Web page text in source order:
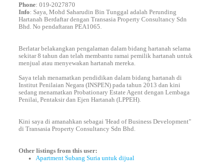
Phone: 019-2027870
Info: Saya, Mohd Saharudin Bin Tunggal adalah Perunding
Hartanah Berdaftar dengan Transasia Property Consultancy Sdn
Bhd. No pendaftaran PEA1065.
Berlatar belakangkan pengalaman dalam bidang hartanah selama
sekitar 8 tahun dan telah membantu ramai pemilik hartanah untuk
menjual atau menyewakan hartanah mereka.
Saya telah menamatkan pendidikan dalam bidang hartanah di
Institut Penilaian Negara (INSPEN) pada tahun 2013 dan kini
sedang menamatkan Probationary Estate Agent dengan Lembaga
Penilai, Pentaksir dan Ejen Hartanah (LPPEH).
Kini saya di amanahkan sebagai 'Head of Business Development"
di Transasia Property Consultancy Sdn Bhd.
Other listings from this user:
Apartment Subang Suria untuk dijual